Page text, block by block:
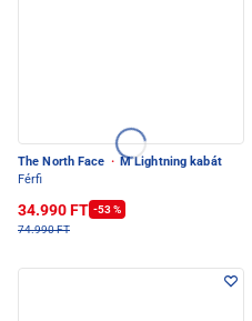
The North Face · M Lightning kabát
Férfi
34.990 FT -53 %
74.990 FT